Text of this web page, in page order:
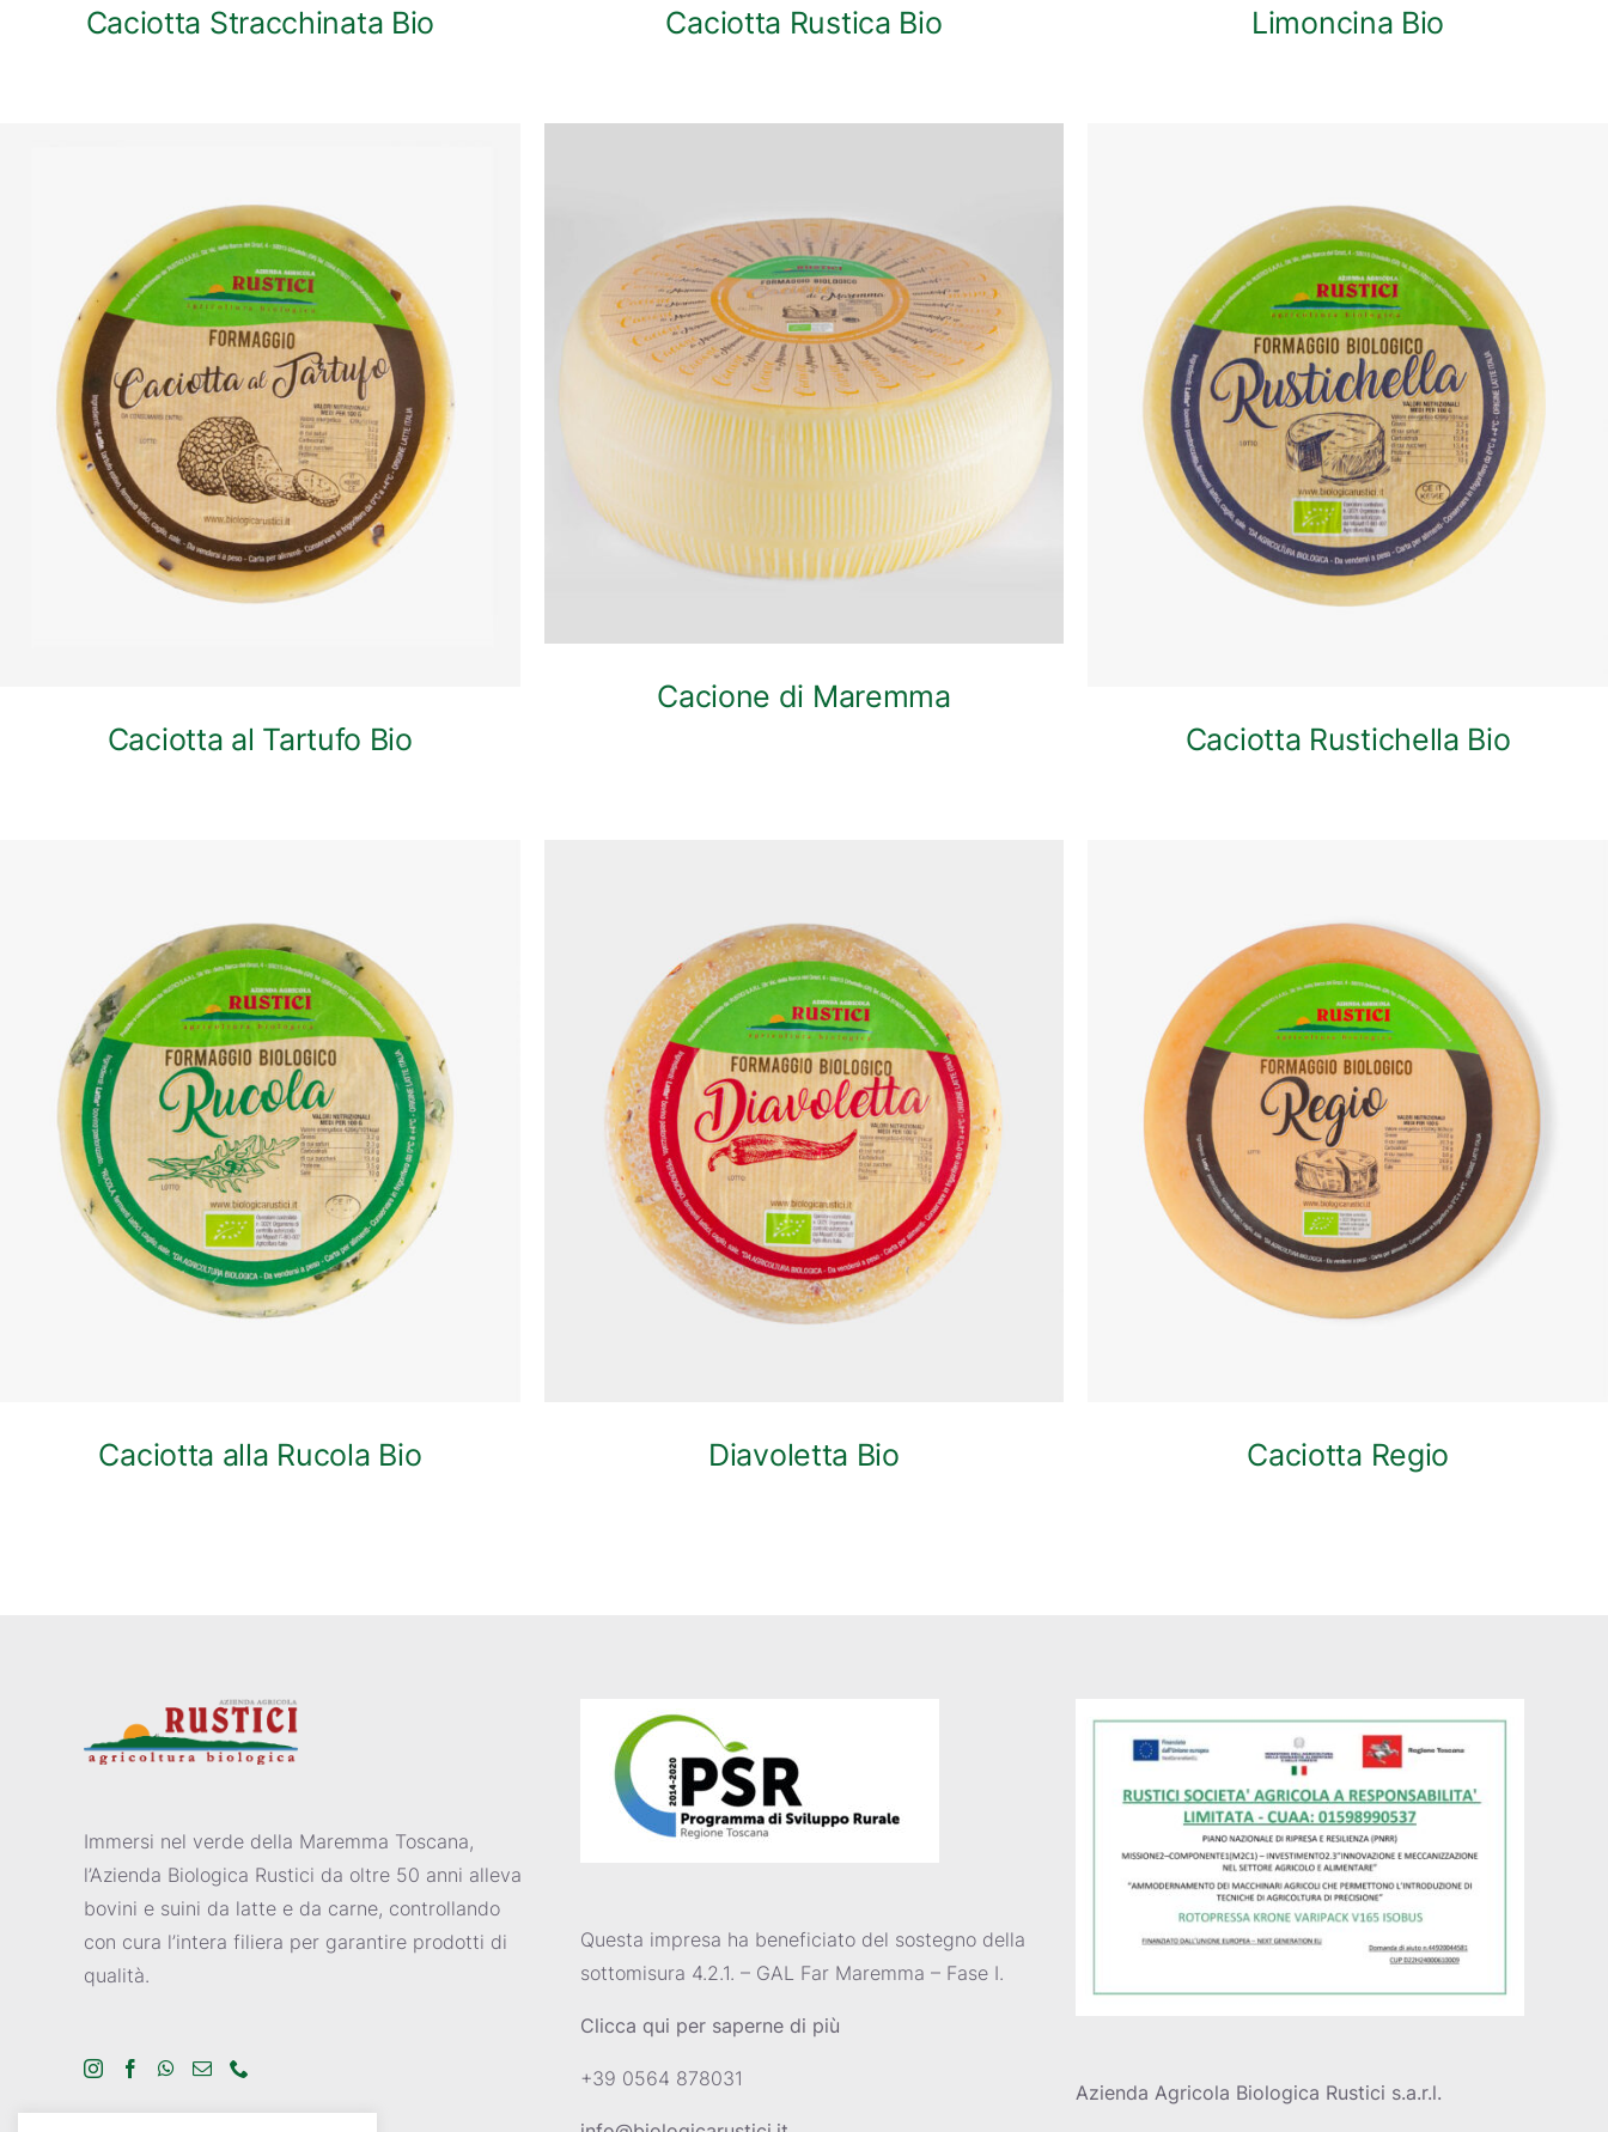
Caciotta Stracchinata Bio Caciotta Rustica Bio Limoncina Bio
ANTEPRIMA RAPIDA
Caciotta al Tartufo Bio
ANTEPRIMA RAPIDA
Cacione di Maremma
ANTEPRIMA RAPIDA
Caciotta Rustichella Bio
ANTEPRIMA RAPIDA
Caciotta alla Rucola Bio
ANTEPRIMA RAPIDA
Diavoletta Bio
ANTEPRIMA RAPIDA
Caciotta Regio
Immersi nel verde della Maremma Toscana,
l’Azienda Biologica Rustici da oltre 50 anni alleva
bovini e suini da latte e da carne, controllando
con cura l’intera filiera per garantire prodotti di
qualità.
Questa impresa ha beneficiato del sostegno della
sottomisura 4.2.1. – GAL Far Maremma – Fase I.
Clicca qui per saperne di più
+39 0564 878031
Azienda Agricola Biologica Rustici s.a.r.l.